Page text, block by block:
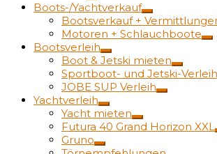
Boots-/Yachtverkauf
Bootsverkauf +
Motoren + Schlauchboote
Bootsverleih
Boot & Jetski mieten
Sportboot- und Jetski-
JOBE SUP Verleih
Yachtverleih
Yacht mieten
Futura 40 Grand Horizon XXL
Gruno